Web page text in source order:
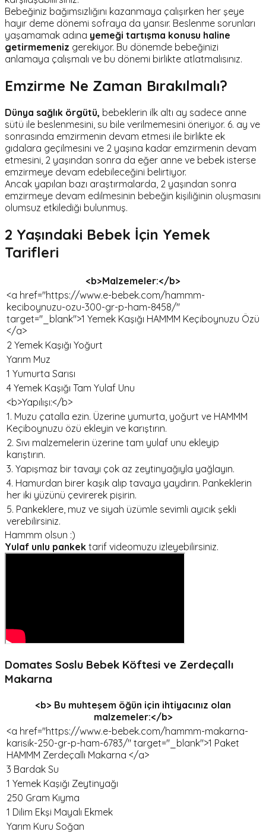
Bebeğiniz bağımsızlığını kazanmaya çalışırken her şeye
hayır deme dönemi sofraya da yansır. Beslenme sorunları
yaşamamak adına yemeği tartışma konusu haline
getirmemeniz gerekiyor. Bu dönemde bebeğinizi
anlamaya çalışmalı ve bu dönemi birlikte atlatmalısınız.
Emzirme Ne Zaman Bırakılmalı?
Dünya sağlık örgütü, bebeklerin ilk altı ay sadece anne
sütü ile beslenmesini, su bile verilmemesini öneriyor. 6. ay ve
sonrasında emzirmenin devam etmesi ile birlikte ek
gıdalara geçilmesini ve 2 yaşına kadar emzirmenin devam
etmesini, 2 yaşından sonra da eğer anne ve bebek isterse
emzirmeye devam edebileceğini belirtiyor.
Ancak yapılan bazı araştırmalarda, 2 yaşından sonra
emzirmeye devam edilmesinin bebeğin kişiliğinin oluşmasını
olumsuz etkilediği bulunmuş.
2 Yaşındaki Bebek İçin Yemek
Tarifleri
<b>Malzemeler:</b>
<a href="https://www.e-bebek.com/hammm-
keciboynuzu-ozu-300-gr-p-ham-8458/"
target="_blank">1 Yemek Kaşığı HAMMM Keçiboynuzu Özü
</a>
2 Yemek Kaşığı Yoğurt
Yarım Muz
1 Yumurta Sarısı
4 Yemek Kaşığı Tam Yulaf Unu
<b>Yapılışı:</b>
1. Muzu çatalla ezin. Üzerine yumurta, yoğurt ve HAMMM
Keçiboynuzu özü ekleyin ve karıştırın.
2. Sıvı malzemelerin üzerine tam yulaf unu ekleyip
karıştırın.
3. Yapışmaz bir tavayı çok az zeytinyağıyla yağlayın.
4. Hamurdan birer kaşık alıp tavaya yaydırın. Pankeklerin
her iki yüzünü çevirerek pişirin.
5. Pankeklere, muz ve siyah üzümle sevimli ayıcık şekli
verebilirsiniz.
Hammm olsun :)
Yulaf unlu pankek tarif videomuzu izleyebilirsiniz.
Domates Soslu Bebek Köftesi ve Zerdeçallı
Makarna
<b> Bu muhteşem öğün için ihtiyacınız olan
malzemeler:</b>
<a href="https://www.e-bebek.com/hammm-makarna-
karisik-250-gr-p-ham-6783/" target="_blank">1 Paket
HAMMM Zerdeçallı Makarna </a>
3 Bardak Su
1 Yemek Kaşığı Zeytinyağı
250 Gram Kıyma
1 Dilim Ekşi Mayalı Ekmek
Yarım Kuru Soğan